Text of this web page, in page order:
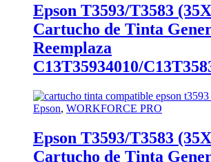
Epson T3593/T3583
Cartucho de Tinta
Reemplaza
C13T35934010/
Epson, WORKFORCE PRO
Epson T3593/T3583
Cartucho de Tinta